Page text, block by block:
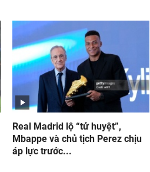
Real Madrid lộ “tử huyệt”,
Mbappe và chủ tịch Perez chịu
áp lực trước...